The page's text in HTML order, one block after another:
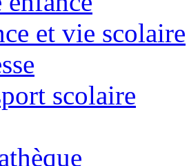
et vie scolaire
scolaire